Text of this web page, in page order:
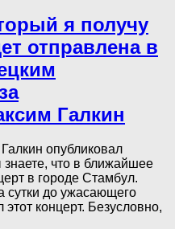
я получу
отправлена в
Галкин
опубликовал
что в ближайшее
в городе Стамбул.
сутки до ужасающего
концерт. Безусловно,